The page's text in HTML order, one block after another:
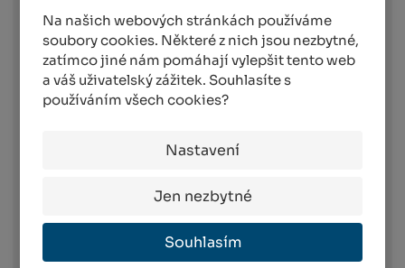
Na našich webových stránkách používáme
soubory cookies. Některé z nich jsou nezbytné,
zatímco jiné nám pomáhají vylepšit tento web
a váš uživatelský zážitek. Souhlasíte s
používáním všech cookies?
Nastavení
Jen nezbytné
Souhlasím
Toto platí pro dopravce:
Balíkovna –vyberete si box nebo
výdejní místo v celé ČR, které vám
vyhovuje
Balíkovna na adresu –
doručení zásilky na
výdejní místo nebo do Z-BOXu v celé
komfortní doručení objednaného
zboží po celé ČR
komfortní doručení
objednaného zboží po celé ČR